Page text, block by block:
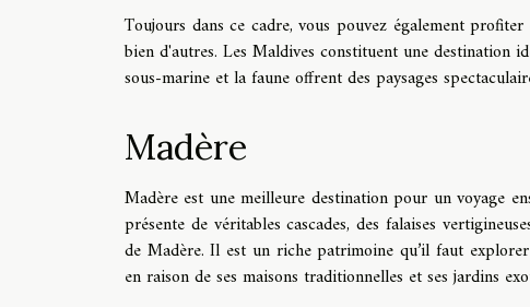
Toujours dans ce cadre, vous pouvez également
bien d'autres. Les Maldives constituent une destination
sous-marine et la faune offrent des paysages
Madère
Madère est une meilleure destination pour un voyage
présente de véritables cascades, des falaises
de Madère. Il est un riche patrimoine qu’il faut
en raison de ses maisons traditionnelles et ses jardins